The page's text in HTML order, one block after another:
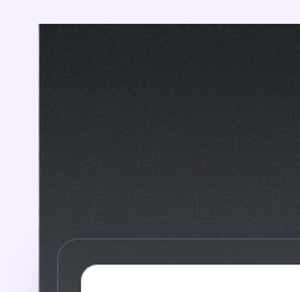
Перейти